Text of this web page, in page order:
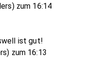
zum 16:14
ist gut!
zum 16:13